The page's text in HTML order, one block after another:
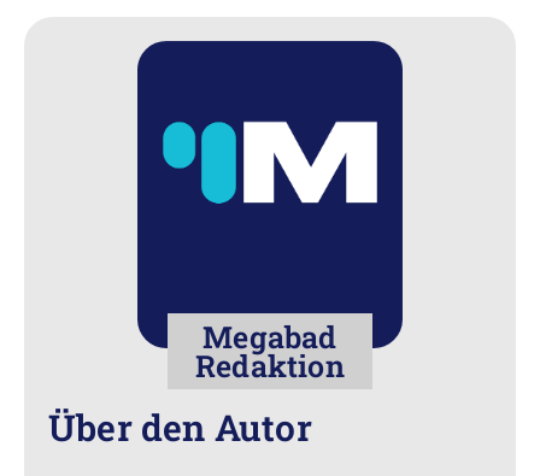
Megabad
Redaktion
Über den Autor